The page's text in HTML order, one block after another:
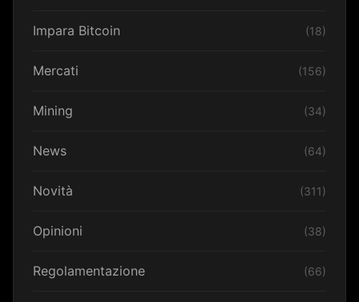
Impara Bitcoin (18)
Mercati (156)
Mining (34)
News (64)
Novità (311)
Opinioni (38)
Regolamentazione (66)